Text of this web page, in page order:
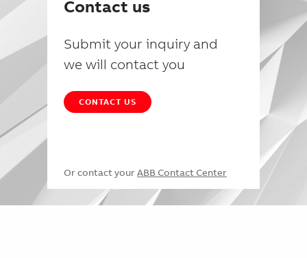
Contact us
Submit your inquiry and
we will contact you
CONTACT US
Or contact your ABB Contact Center